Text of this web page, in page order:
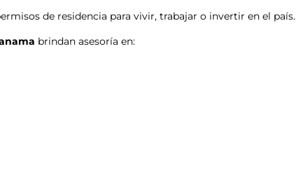
de residencia para vivir, trabajar o invertir en el país.
brindan asesoría en: